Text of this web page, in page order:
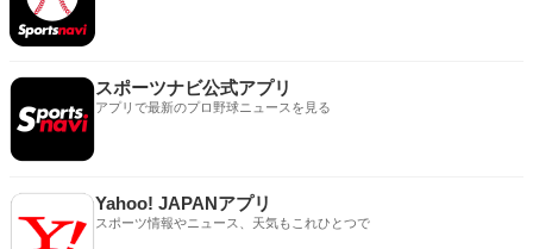
スポーツナビ公式アプリ
アプリで最新のプロ野球ニュースを見る
Yahoo! JAPANアプリ
スポーツ情報やニュース、天気もこれひとつで